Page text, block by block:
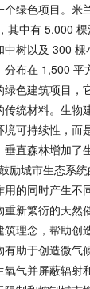
绿色项目。米
其中有 5,000
树以及 300
布在 1,500 平
色建筑项目，
统材料。生物
可持续性，而
直森林增加了
励城市生态系
的同时产生不
新繁衍的天然
理念，帮助创
有助于创造微气
气并屏蔽辐射